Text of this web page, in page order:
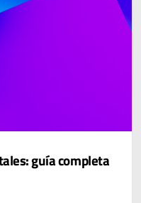
guía completa